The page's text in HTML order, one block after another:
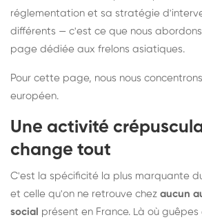
réglementation et sa stratégie
différents — c'est ce que nous
page dédiée aux frelons asiatiques.
Pour cette page, nous nous
européen.
Une activité
change tout
C'est la spécificité la plus marquante
et celle qu'on ne retrouve chez aucun
social présent en France. Là où guêpes